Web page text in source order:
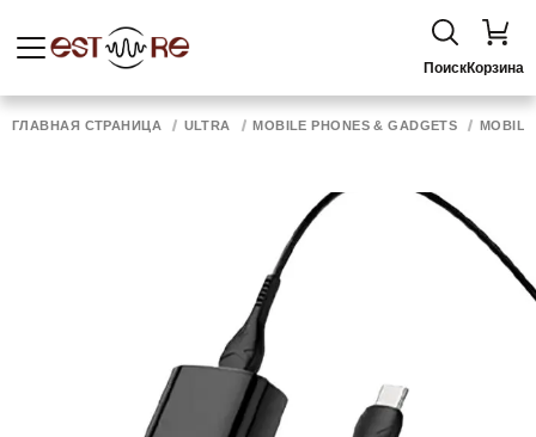
ПоискКорзина
ГЛАВНАЯ СТРАНИЦА ULTRA MOBILE PHONES & GADGETS MOBILE